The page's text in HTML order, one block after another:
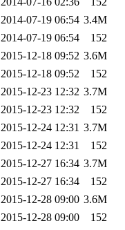
2014-07-19 06:54 3.4M
2014-07-19 06:54
152
2015-12-18 09:52 3.6M
2015-12-18 09:52
152
2015-12-23 12:32 3.7M
2015-12-23 12:32
152
2015-12-24 12:31 3.7M
2015-12-24 12:31
152
2015-12-27 16:34 3.7M
2015-12-27 16:34
152
2015-12-28 09:00 3.6M
2015-12-28 09:00
152